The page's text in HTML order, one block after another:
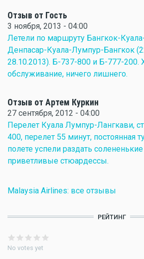
Отзыв от Гость
3 ноября, 2013 - 04:00
Летели по маршруту Бангкок-
Денпасар-Куала-Лумпур-Бангкок
28.10.2013). Б-737-800 и Б-777-200.
обслуживание, ничего лишнего.
Отзыв от Артем Куркин
27 сентября, 2012 - 04:00
Перелет Куала Лумпур-Лангкави,
400, перелет 55 минут, постоянная
полете успели раздать
приветливые стюардессы.
Malaysia Airlines: все отзывы
РЕЙТИНГ
No votes yet